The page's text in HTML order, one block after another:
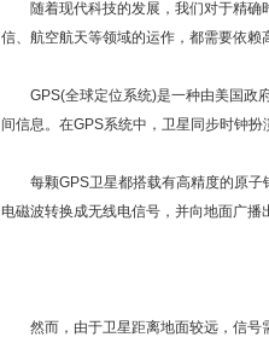
随着现代科技的发展，我们对于精确
信、航空航天等领域的运作，都需要依
GPS(全球定位系统)是一种由美国政府
间信息。在GPS系统中，卫星同步时钟
每颗GPS卫星都搭载有高精度的原子
电磁波转换成无线电信号，并向地面广
然而，由于卫星距离地面较远，信号